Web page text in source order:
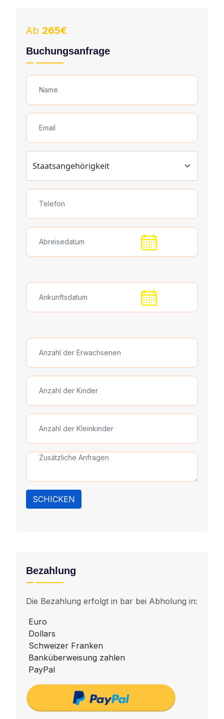
Ab 265€
Buchungsanfrage
SCHICKEN
Bezahlung
Die Bezahlung erfolgt in bar bei Abholung in:
Euro
Dollars
Schweizer Franken
Banküberweisung zahlen
PayPal